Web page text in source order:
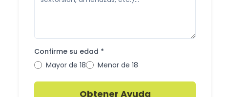
Confirme su edad *
Mayor de 18
Menor de 18
Obtener Ayuda